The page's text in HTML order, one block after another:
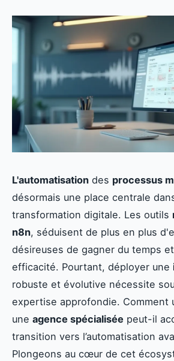
L'automatisation des processus
désormais une place centrale
transformation digitale. Les outils
n8n, séduisent de plus en plus
désireuses de gagner du temps
efficacité. Pourtant, déployer une
robuste et évolutive nécessite
expertise approfondie. Comment
une agence spécialisée peut-il
transition vers l’automatisation
Plongeons au cœur de cet